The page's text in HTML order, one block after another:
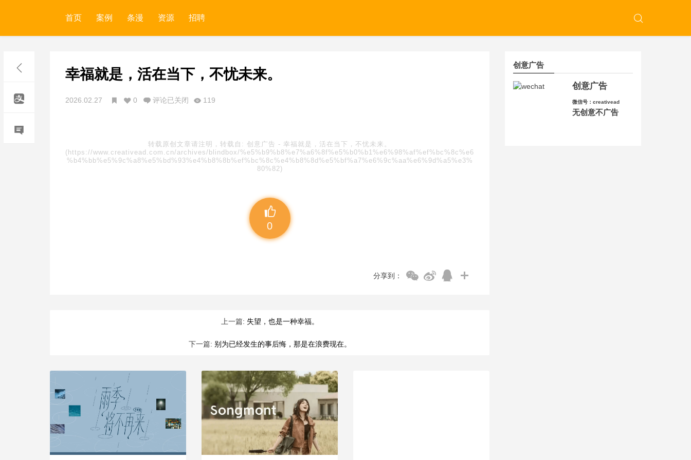
首页 案例 条漫 资源 招聘
幸福就是，活在当下，不忧未来。
2026.02.27 0 评论已关闭 119
转载原创文章请注明，转载自: 创意广告 - 幸福就是，活在当下，不忧未来。
(https://www.creativead.com.cn/archives/blindbox/%e5%b9%b8%e7%a6%8f%e5%b0%b1%e6%98%af%ef%bc%8c%e6
%b4%bb%e5%9c%a8%e5%bd%93%e4%b8%8b%ef%bc%8c%e4%b8%8d%e5%bf%a7%e6%9c%aa%e6%9d%a5%e3%
80%82)
0
分享到：
上一篇: 失望，也是一种幸福。
下一篇: 别为已经发生的事后悔，那是在浪费现在。
创意广告
创意广告
微信号：creativead
无创意不广告